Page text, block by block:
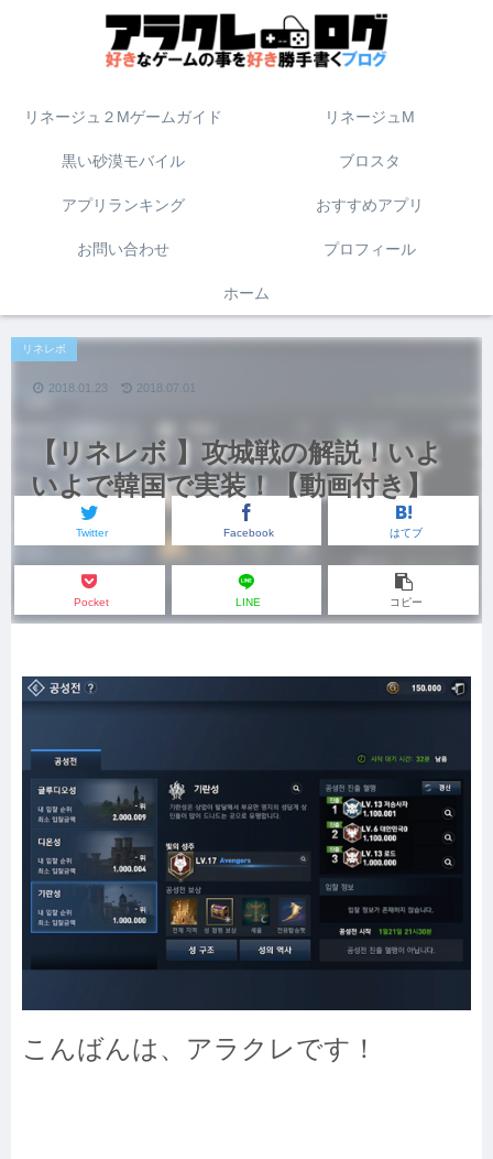
リネージュ２Mゲームガイド リネージュM
黒い砂漠モバイル ブロスタ
アプリランキング おすすめアプリ
お問い合わせ プロフィール
ホーム
【リネレボ 】攻城戦の解説！いよ
いよで韓国で実装！【動画付き】
リネレボ
Twitter Facebook はてブ
Pocket LINE コピー
2018.07.01
2018.01.23
こんばんは、アラクレです！